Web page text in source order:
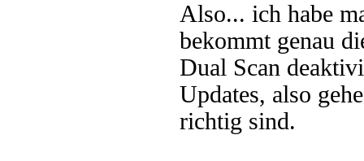
Also... ich habe
bekommt genau
Dual Scan
Updates, also
richtig sind.